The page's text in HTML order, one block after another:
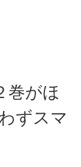
巻がほ
ずスマ